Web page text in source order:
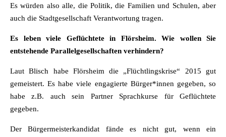
Es würden also alle, die Politik, die Familien und Schulen, aber
auch die Stadtgesellschaft Verantwortung tragen.
Es leben viele Geflüchtete in Flörsheim. Wie wollen Sie
entstehende Parallelgesellschaften verhindern?
Laut Blisch habe Flörsheim die „Flüchtlingskrise“ 2015 gut
gemeistert. Es habe viele engagierte Bürger*innen gegeben, so
habe z.B. auch sein Partner Sprachkurse für Geflüchtete
gegeben.
Der Bürgermeisterkandidat fände es nicht gut, wenn ein